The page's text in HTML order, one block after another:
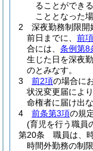
ることができ
こととなった
2
深夜勤務制限開
前日までに、 前
合には、 条例第8
生じた日を深夜
のとみなす。
3
前2項の場合に
状況変更届により
命権者に届け出
4
前条第3項の規
(育児を行う職員
第20条
職員は、
時間外勤務の制